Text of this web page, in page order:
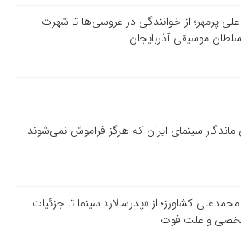
علی پرمهر؛ از خوانندگی در عروسی‌ها تا شهرت
موسیقی آذربایجان
سینمای ایران که هرگز فراموش نمی‌شوند
کشاورز؛ از «پدرسالار» سینما تا جزئیات
و علت فوت